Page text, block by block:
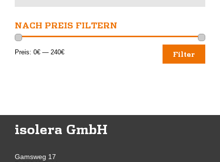
NACH PREIS FILTERN
Min.
Max. Filter
Preis: 0€ — 240€
isolera GmbH
Gamsweg 17